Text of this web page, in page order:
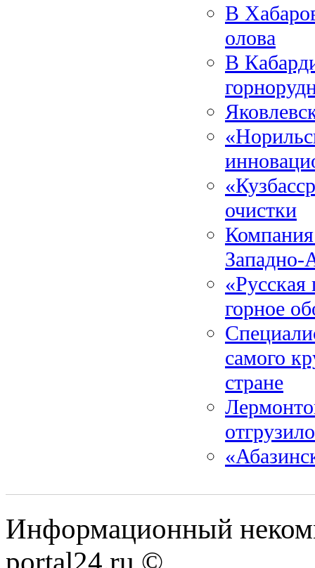
В
олова
В
очистки
Западно-
горное
самого
стране
Информационный